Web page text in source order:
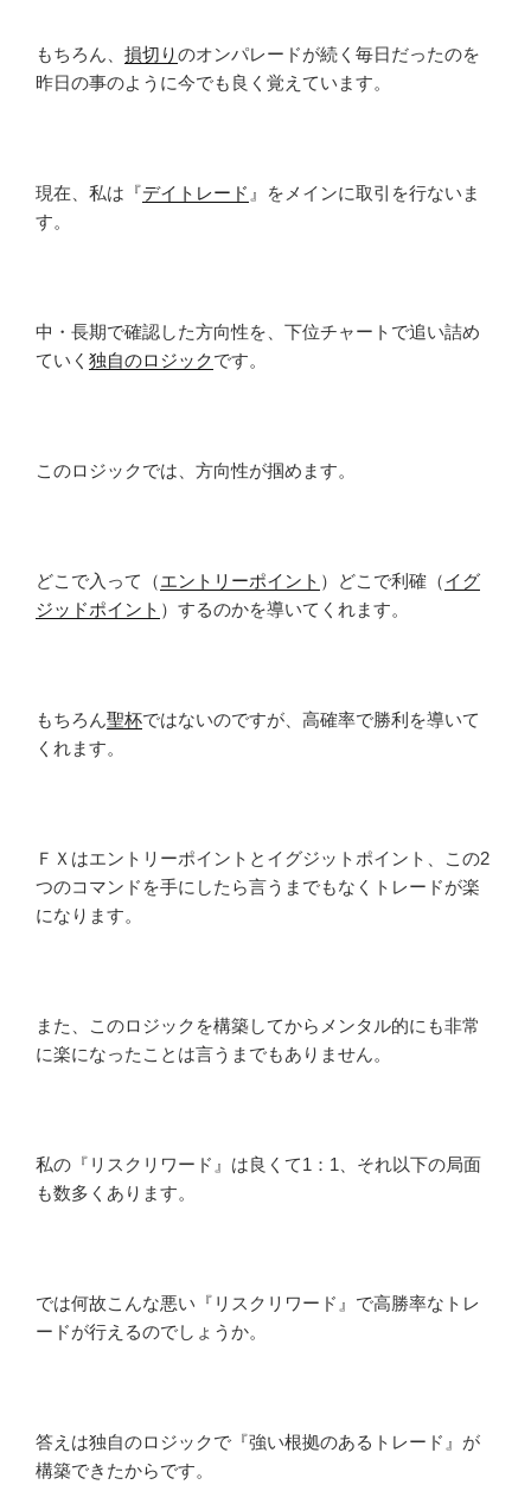
もちろん、 損切りのオンパレードが続く毎日だったのを
昨日の事のように今でも良く覚えています。
現在、私は『デイトレード 』をメインに取引を行ないま
す。
中・長期で確認した方向性を、下位チャートで追い詰め
ていく 独自のロジックです。
このロジックでは、方向性が掴めます。
どこで入って（エントリーポイント ）どこで利確（イグ
ジッドポイント ）するのかを導いてくれます。
もちろん聖杯ではないのですが、高確率で勝利を導いて
くれます。
ＦＸはエントリーポイントとイグジットポイント、この2
つのコマンドを手にしたら言うまでもなくトレードが楽
になります。
また、このロジックを構築してからメンタル的にも非常
に楽になったことは言うまでもありません。
私の『リスクリワード』は良くて1：1、それ以下の局面
も数多くあります。
では何故こんな悪い『リスクリワード』で高勝率なトレ
ードが行えるのでしょうか。
答えは独自のロジックで『強い根拠のあるトレード』が
構築できたからです。